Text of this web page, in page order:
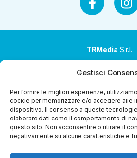
Gestisci
Per fornire le migliori esperienze,
cookie per memorizzare e/o accedere alle
dispositivo. Il consenso a queste
elaborare dati come il comportamento di
questo sito. Non acconsentire o ritirare il
negativamente su alcune caratteristiche e
TRMedia S.r.l.
coordinamento da parte di Coop
Sede legale: via Ragazzi del ’99 nr. 51
(RE)
P.Iva